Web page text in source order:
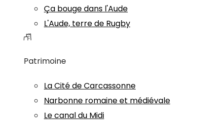
Ça bouge dans l'Aude
L'Aude, terre de Rugby
Patrimoine
La Cité de Carcassonne
Narbonne romaine et médiévale
Le canal du Midi